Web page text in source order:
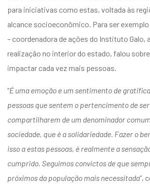
para iniciativas como estas, voltada às
alcance socioeconômico. Para ser
– coordenadora de ações do Instituto Galo,
realização no interior do estado, falou
impactar cada vez mais pessoas.
“É uma emoção e um sentimento de
pessoas que sentem o pertencimento de
compartilharem de um denominador
sociedade, que é a solidariedade. Fazer o
isso a estas pessoas, é realmente a
cumprido. Seguimos convictos de que
próximos da população mais necessitada“,